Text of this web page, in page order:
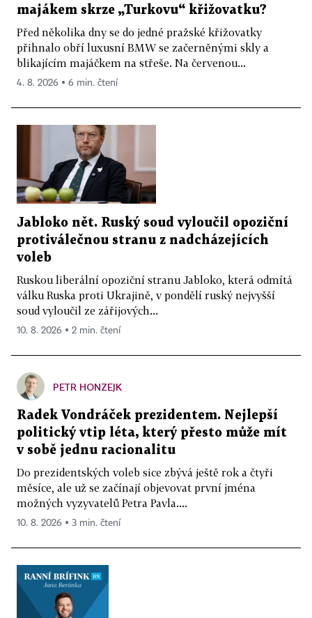
majákem skrze „Turkovu“ křižovatku?
Před několika dny se do jedné pražské křižovatky
přihnalo obří luxusní BMW se začerněnými skly a
blikajícím majáčkem na střeše. Na červenou...
4. 8. 2026 ▪ 6 min. čtení
Jabloko nět. Ruský soud vyloučil opoziční
protiválečnou stranu z nadcházejících
voleb
Ruskou liberální opoziční stranu Jabloko, která odmítá
válku Ruska proti Ukrajině, v pondělí ruský nejvyšší
soud vyloučil ze zářijových...
10. 8. 2026 ▪ 2 min. čtení
PETR HONZEJK
Radek Vondráček prezidentem. Nejlepší
politický vtip léta, který přesto může mít
v sobě jednu racionalitu
Do prezidentských voleb sice zbývá ještě rok a čtyři
měsíce, ale už se začínají objevovat první jména
možných vyzyvatelů Petra Pavla....
10. 8. 2026 ▪ 3 min. čtení